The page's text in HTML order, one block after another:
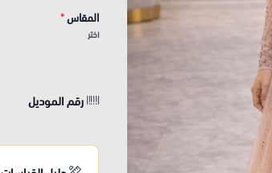
المقاس*
اختر
رقم الموديل